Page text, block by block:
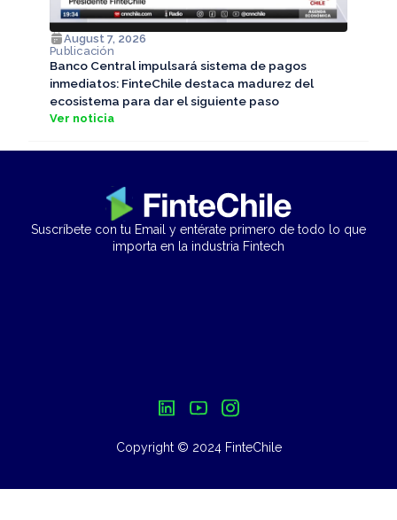
August 7, 2026
Publicación
Banco Central impulsará sistema de pagos
inmediatos: FinteChile destaca madurez del
ecosistema para dar el siguiente paso
Ver noticia
Suscríbete con tu Email y entérate primero de todo lo que
importa en la industria Fintech
Copyright © 2024 FinteChile